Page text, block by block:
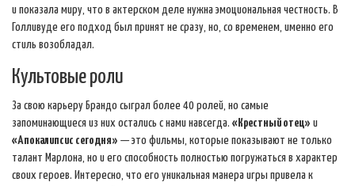
и показала миру, что в актерском деле нужна эмоциональная честность. В
Голливуде его подход был принят не сразу, но, со временем, именно его
стиль возобладал.
Культовые роли
За свою карьеру Брандо сыграл более 40 ролей, но самые
запоминающиеся из них остались с нами навсегда. «Крестный отец» и
«Апокалипсис сегодня» — это фильмы, которые показывают не только
талант Марлона, но и его способность полностью погружаться в характер
своих героев. Интересно, что его уникальная манера игры привела к